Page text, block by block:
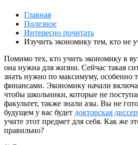
Главная
Полезное
Интересно почитать
Изучить экономику тем, кто не
Помимо тех, кто учить экономику в
она нужна для жизни. Сейчас такая
знать нужно по максимуму, особенно
финансами. Экономику начали
чтобы школьники, которые не
факультет, также знали азы. Вы не
будущем у вас будет докторская
учите этот предмет для себя. Как же
правильно?